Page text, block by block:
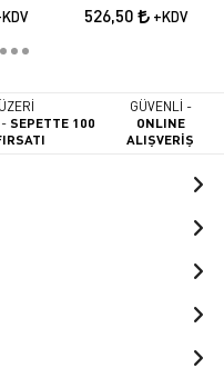
526,50 +KDV
SEPETTE 100
GÜVENLİ -
ONLINE
ALIŞVERİŞ